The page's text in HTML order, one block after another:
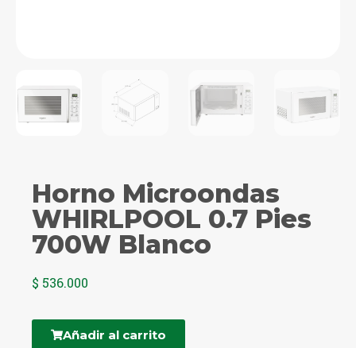
Horno Microondas
WHIRLPOOL 0.7 Pies
700W Blanco
$ 536.000
Añadir al carrito